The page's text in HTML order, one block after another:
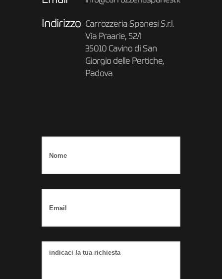
Indirizzo Carrozzeria Spanesi S.r.l.
Via Praarie, 52/I
35010 Cavino di San
Giorgio delle Pertiche,
Padova